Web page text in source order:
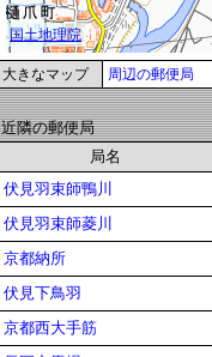
大きなマップ 周辺の郵便局
近隣の郵便局
局名
伏見羽束師鴨川
伏見羽束師菱川
京都納所
伏見下鳥羽
京都西大手筋